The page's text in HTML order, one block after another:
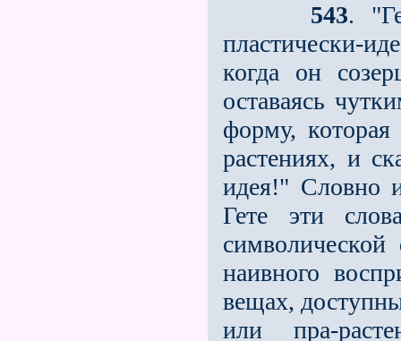
543.
пластически-
когда он
оставаясь
форму,
растениях, и
идея!" Словно
Гете эти
наивного
вещах,
или пра-